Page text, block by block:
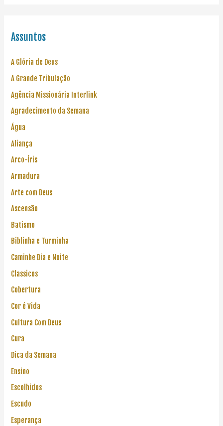
Assuntos
A Glória de Deus
A Grande Tribulação
Agência Missionária Interlink
Agradecimento da Semana
Água
Aliança
Arco-Íris
Armadura
Arte com Deus
Ascensão
Batismo
Biblinha e Turminha
Caminhe Dia e Noite
Classicos
Cobertura
Cor é Vida
Cultura Com Deus
Cura
Dica da Semana
Ensino
Escolhidos
Escudo
Esperança